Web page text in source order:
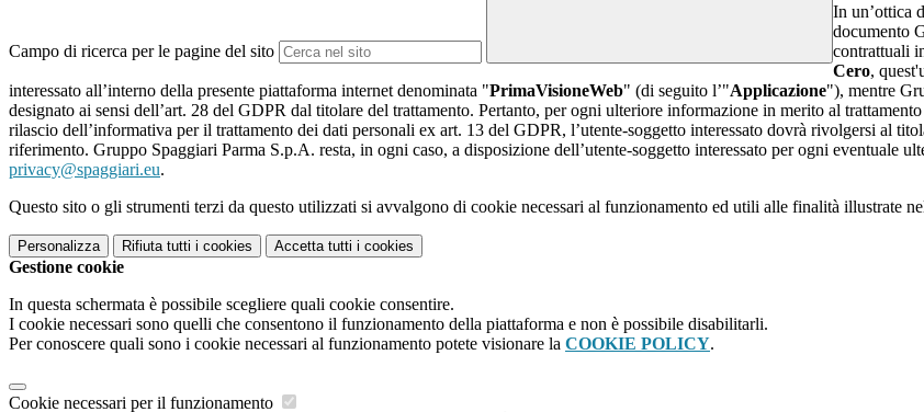
Campo di ricerca per le pagine del sito
In un’ottica
documento
contrattuali
Cero,
interessato all’interno della presente piattaforma internet denominata "PrimaVisioneWeb" (di seguito l’"Applicazione"), mentre
designato ai sensi dell’art. 28 del GDPR dal titolare del trattamento. Pertanto, per ogni ulteriore informazione in merito al
rilascio dell’informativa per il trattamento dei dati personali ex art. 13 del GDPR, l’utente-soggetto interessato dovrà rivolgersi al
riferimento. Gruppo Spaggiari Parma S.p.A. resta, in ogni caso, a disposizione dell’utente-soggetto interessato per ogni eventuale
privacy@spaggiari.eu.
Questo sito o gli strumenti terzi da questo utilizzati si avvalgono di cookie necessari al funzionamento ed utili alle finalità illustrate
Personalizza Rifiuta tutti i cookies Accetta tutti i cookies
Gestione cookie
In questa schermata è possibile scegliere quali cookie consentire.
I cookie necessari sono quelli che consentono il funzionamento della piattaforma e non è possibile disabilitarli.
Per conoscere quali sono i cookie necessari al funzionamento potete visionare la COOKIE POLICY.
Cookie necessari per il funzionamento